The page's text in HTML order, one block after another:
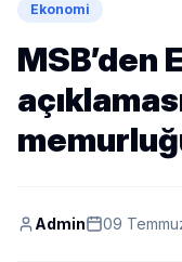
Ekonomi
MSB’den
Admin 09